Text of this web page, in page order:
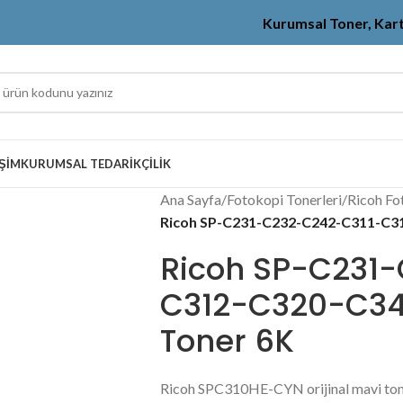
Kurumsal Toner,
KURUMSAL TEDARIKÇILIK
Ana Sayfa/Fotokopi Tonerleri/Ricoh
Ricoh SP-C231-C232-C242-C311-
Ricoh SP-
C312-C320-
Toner 6K
Ricoh SPC310HE-CYN orijinal mavi